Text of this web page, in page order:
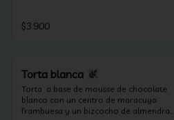
$3.900
Torta blanca
Torta  a base de mousse de chocolate
blanco con un centro de maracuya
frambuesa y un bizcocho de almendras